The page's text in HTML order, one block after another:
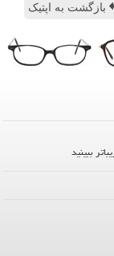
بازگشت به اپتیک
ببینید